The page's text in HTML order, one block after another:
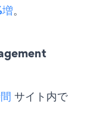
。
サイト内で